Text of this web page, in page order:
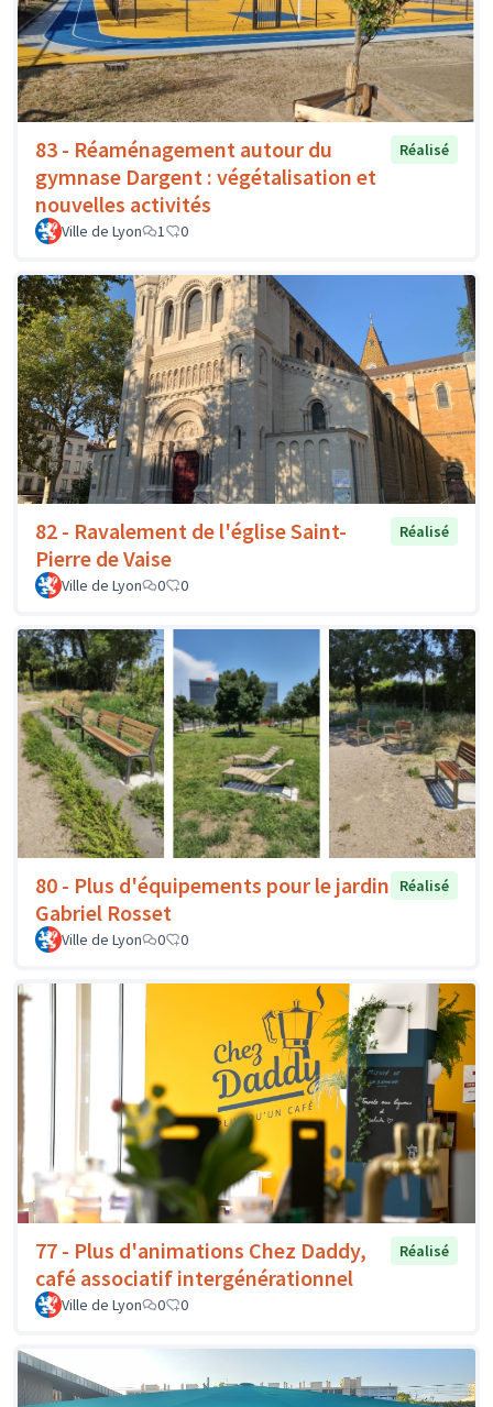
83 - Réaménagement autour du
gymnase Dargent : végétalisation et
nouvelles activités
Réalisé
Ville de Lyon 1 0
82 - Ravalement de l'église Saint-
Pierre de Vaise
Réalisé
Ville de Lyon 0 0
80 - Plus d'équipements pour le jardin
Gabriel Rosset
Réalisé
Ville de Lyon 0 0
77 - Plus d'animations Chez Daddy,
café associatif intergénérationnel
Réalisé
Ville de Lyon 0 0